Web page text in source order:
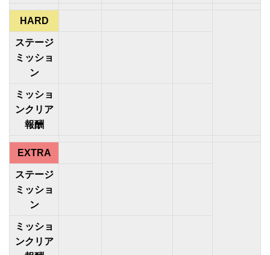
HARD
ステージ
ミッショ
ン
ミッショ
ンクリア
報酬
EXTRA
ステージ
ミッショ
ン
ミッショ
ンクリア